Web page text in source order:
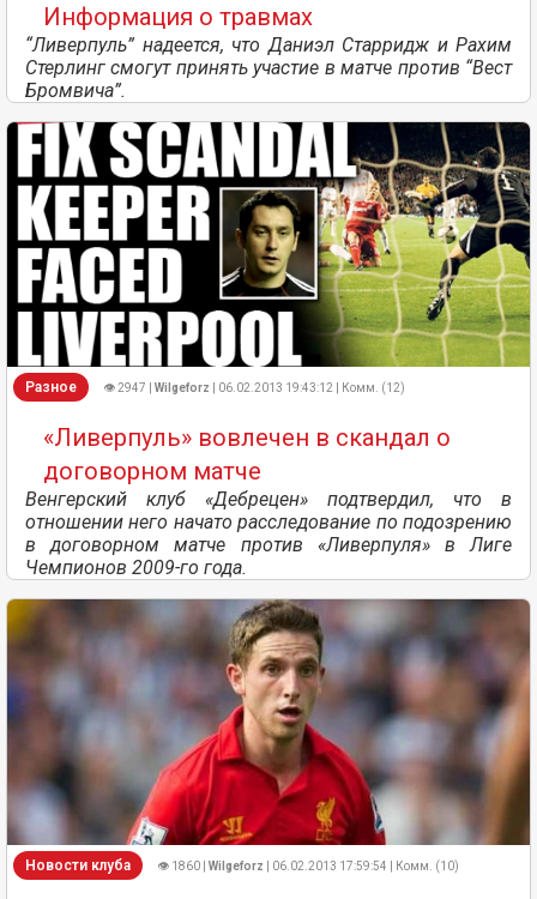
Информация о травмах
“Ливерпуль” надеется, что Даниэл Старридж и Рахим
Стерлинг смогут принять участие в матче против “Вест
Бромвича”.
Разное 👁 2947 | Wilgeforz | 06.02.2013 19:43:12 | Комм. (12)
«Ливерпуль» вовлечен в скандал о
договорном матче
Венгерский клуб «Дебрецен» подтвердил, что в
отношении него начато расследование по подозрению
в договорном матче против «Ливерпуля» в Лиге
Чемпионов 2009-го года.
Новости клуба 👁 1860 | Wilgeforz | 06.02.2013 17:59:54 | Комм. (10)